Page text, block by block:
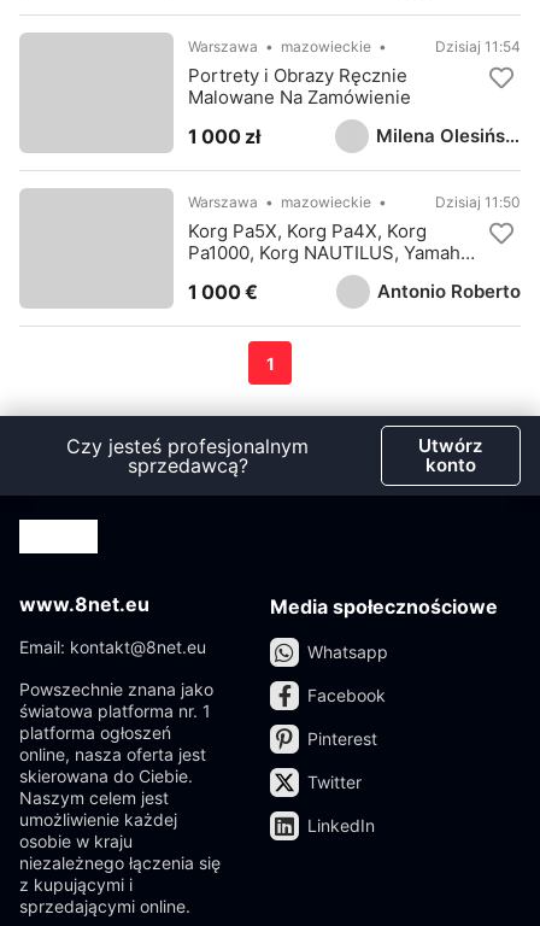
Milena Olesińska
Warszawa mazowieckie Dzisiaj 11:54
Portrety i Obrazy Ręcznie
Malowane Na Zamówienie
1 000 zł
Antonio Roberto
Warszawa mazowieckie Dzisiaj 11:50
Korg Pa5X, Korg Pa4X, Korg
Pa1000, Korg NAUTILUS, Yamaha
1 000 €
1
Czy jesteś profesjonalnym
sprzedawcą?
Utwórz
konto
www.8net.eu
Email: kontakt@8net.eu
Powszechnie znana jako
światowa platforma nr. 1
platforma ogłoszeń
online, nasza oferta jest
skierowana do Ciebie.
Naszym celem jest
umożliwienie każdej
osobie w kraju
niezależnego łączenia się
z kupującymi i
sprzedającymi online.
Media społecznościowe
Whatsapp
Facebook
Pinterest
Twitter
LinkedIn